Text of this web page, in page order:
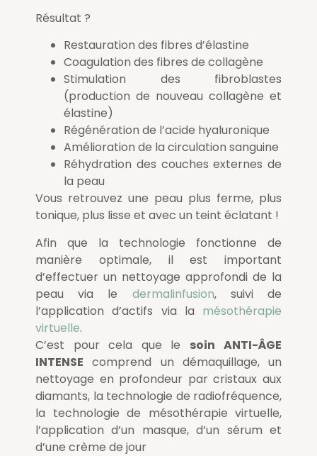
Résultat ?
Restauration des fibres d’élastine
Coagulation des fibres de collagène
Stimulation des fibroblastes
(production de nouveau collagène et
élastine)
Régénération de l’acide hyaluronique
Amélioration de la circulation sanguine
Réhydration des couches externes de
la peau
Vous retrouvez une peau plus ferme, plus
tonique, plus lisse et avec un teint éclatant !
Afin que la technologie fonctionne de
manière optimale, il est important
d’effectuer un nettoyage approfondi de la
peau via le dermalinfusion, suivi de
l’application d’actifs via la mésothérapie
virtuelle.
C’est pour cela que le soin ANTI-ÂGE
INTENSE comprend un démaquillage, un
nettoyage en profondeur par cristaux aux
diamants, la technologie de radiofréquence,
la technologie de mésothérapie virtuelle,
l’application d’un masque, d’un sérum et
d’une crème de jour